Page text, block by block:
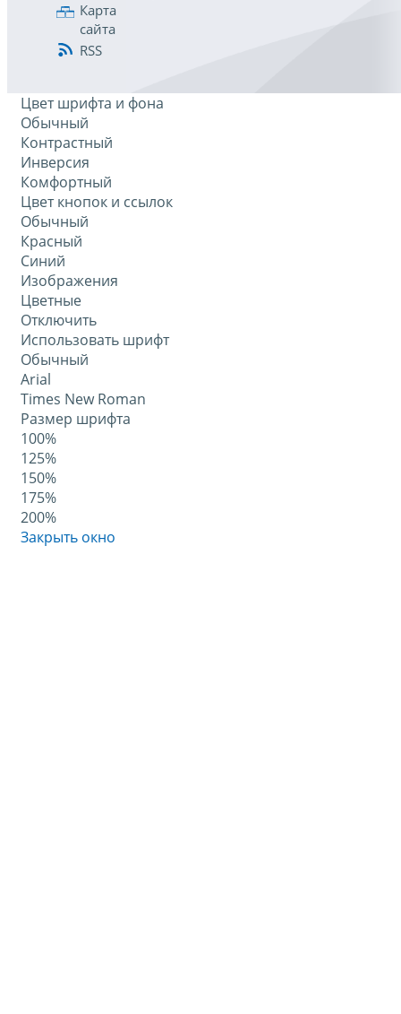
Карта
сайта
RSS
Цвет шрифта и фона
Обычный
Контрастный
Инверсия
Комфортный
Цвет кнопок и ссылок
Обычный
Красный
Синий
Изображения
Цветные
Отключить
Использовать шрифт
Обычный
Arial
Times New Roman
Размер шрифта
100%
125%
150%
175%
200%
Закрыть окно